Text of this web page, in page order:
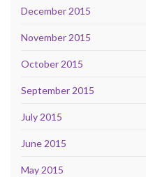
December 2015
November 2015
October 2015
September 2015
July 2015
June 2015
May 2015